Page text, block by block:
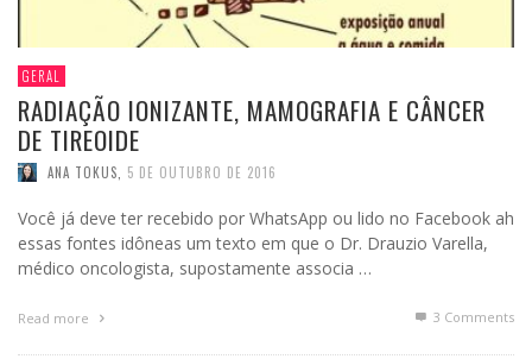
GERAL
RADIAÇÃO IONIZANTE, MAMOGRAFIA E CÂNCER
DE TIREOIDE
ANA TOKUS, 5 DE OUTUBRO DE 2016
Você já deve ter recebido por WhatsApp ou lido no Facebook ah
essas fontes idôneas um texto em que o Dr. Drauzio Varella,
médico oncologista, supostamente associa …
Read more 3 Comments